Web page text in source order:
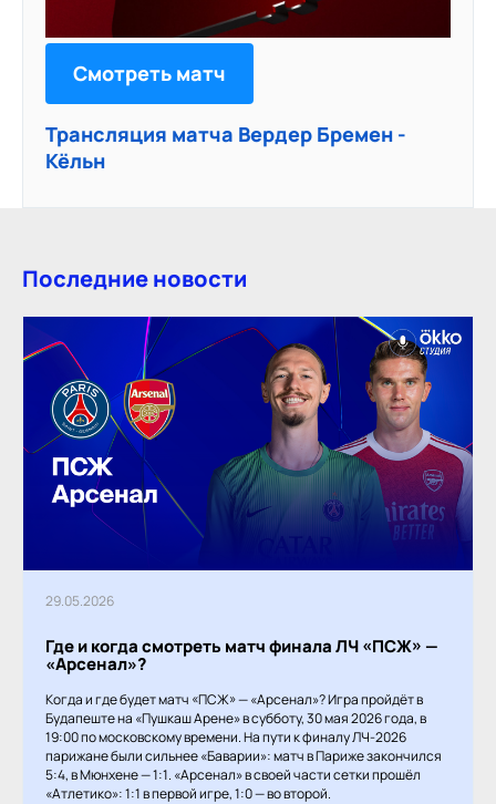
Смотреть матч
Трансляция матча Вердер Бремен -
Кёльн
Последние новости
29.05.2026
Где и когда смотреть матч финала ЛЧ «ПСЖ» —
«Арсенал»?
Когда и где будет матч «ПСЖ» — «Арсенал»? Игра пройдёт в
Будапеште на «Пушкаш Арене» в субботу, 30 мая 2026 года, в
19:00 по московскому времени. На пути к финалу ЛЧ-2026
парижане были сильнее «Баварии»: матч в Париже закончился
5:4, в Мюнхене — 1:1. «Арсенал» в своей части сетки прошёл
«Атлетико»: 1:1 в первой игре, 1:0 — во второй.